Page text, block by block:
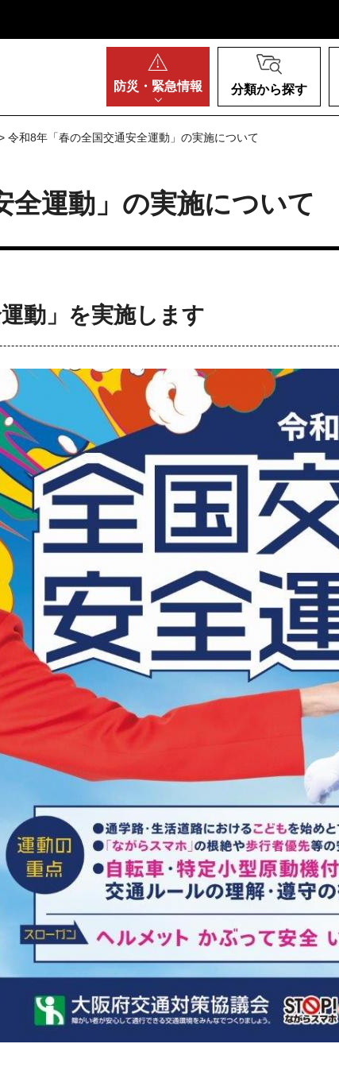
防災・ 緊急情報 分類から探す
令和8年「春の全国交通安全運動」の実施について
全運動」の実施について
動」を実施します